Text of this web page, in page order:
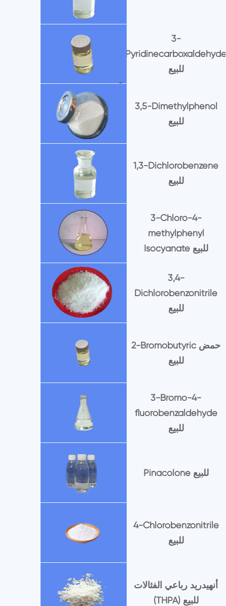
3-
Pyridinecarboxaldehyde
للبيع
3,5-Dimethylphenol
للبيع
1,3-Dichlorobenzene
للبيع
3-Chloro-4-
methylphenyl
Isocyanate للبيع
3,4-
Dichlorobenzonitrile
للبيع
2-Bromobutyric حمض
للبيع
3-Bromo-4-
fluorobenzaldehyde
للبيع
Pinacolone للبيع
4-Chlorobenzonitrile
للبيع
أنهيدريد رباعي الفثالات
(THPA) للبيع